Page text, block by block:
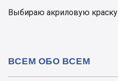
Выбираю акриловую краску
ВСЕМ ОБО ВСЕМ